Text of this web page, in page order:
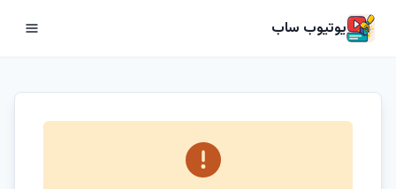
یوتیوب ساب